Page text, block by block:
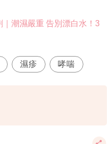
｜潮濕嚴重 告別漂白水！3
濕疹 哮喘